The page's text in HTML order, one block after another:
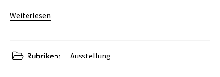
Weiterlesen
Rubriken: Ausstellung